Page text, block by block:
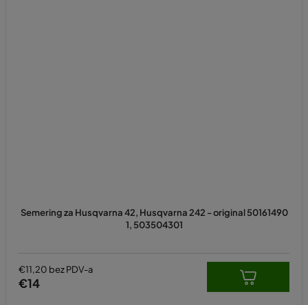
Semering za Husqvarna 42, Husqvarna 242 - original 50161490
1, 503504301
€11,20 bez PDV-a
€14